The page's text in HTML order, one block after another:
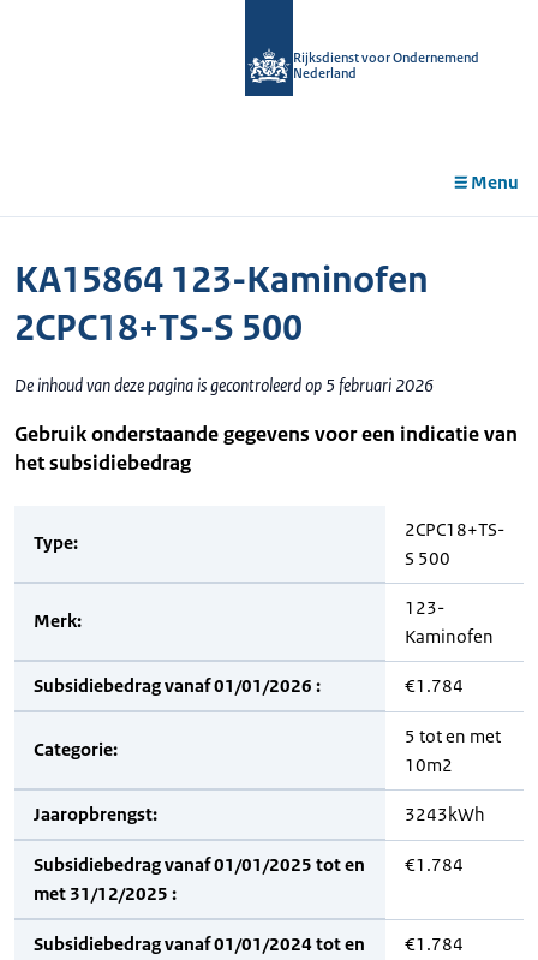
Rijksdienst voor Ondernemend
Nederland
Menu
KA15864 123-Kaminofen
2CPC18+TS-S 500
De inhoud van deze pagina is gecontroleerd op 5 februari 2026
Gebruik onderstaande gegevens voor een indicatie van
het subsidiebedrag
Type:
2CPC18+TS-
S 500
Merk:
123-
Kaminofen
Subsidiebedrag vanaf 01/01/2026 : €1.784
Categorie:
5 tot en met
10m2
Jaaropbrengst: 3243kWh
Subsidiebedrag vanaf 01/01/2025 tot en
met 31/12/2025 :
€1.784
Subsidiebedrag vanaf 01/01/2024 tot en
€1.784